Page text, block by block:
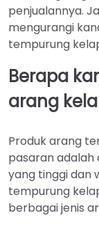
penjualannya.
mengurangi
tempurung
Berapa
arang
Produk arang
pasaran adalah
yang tinggi dan
tempurung
berbagai jenis